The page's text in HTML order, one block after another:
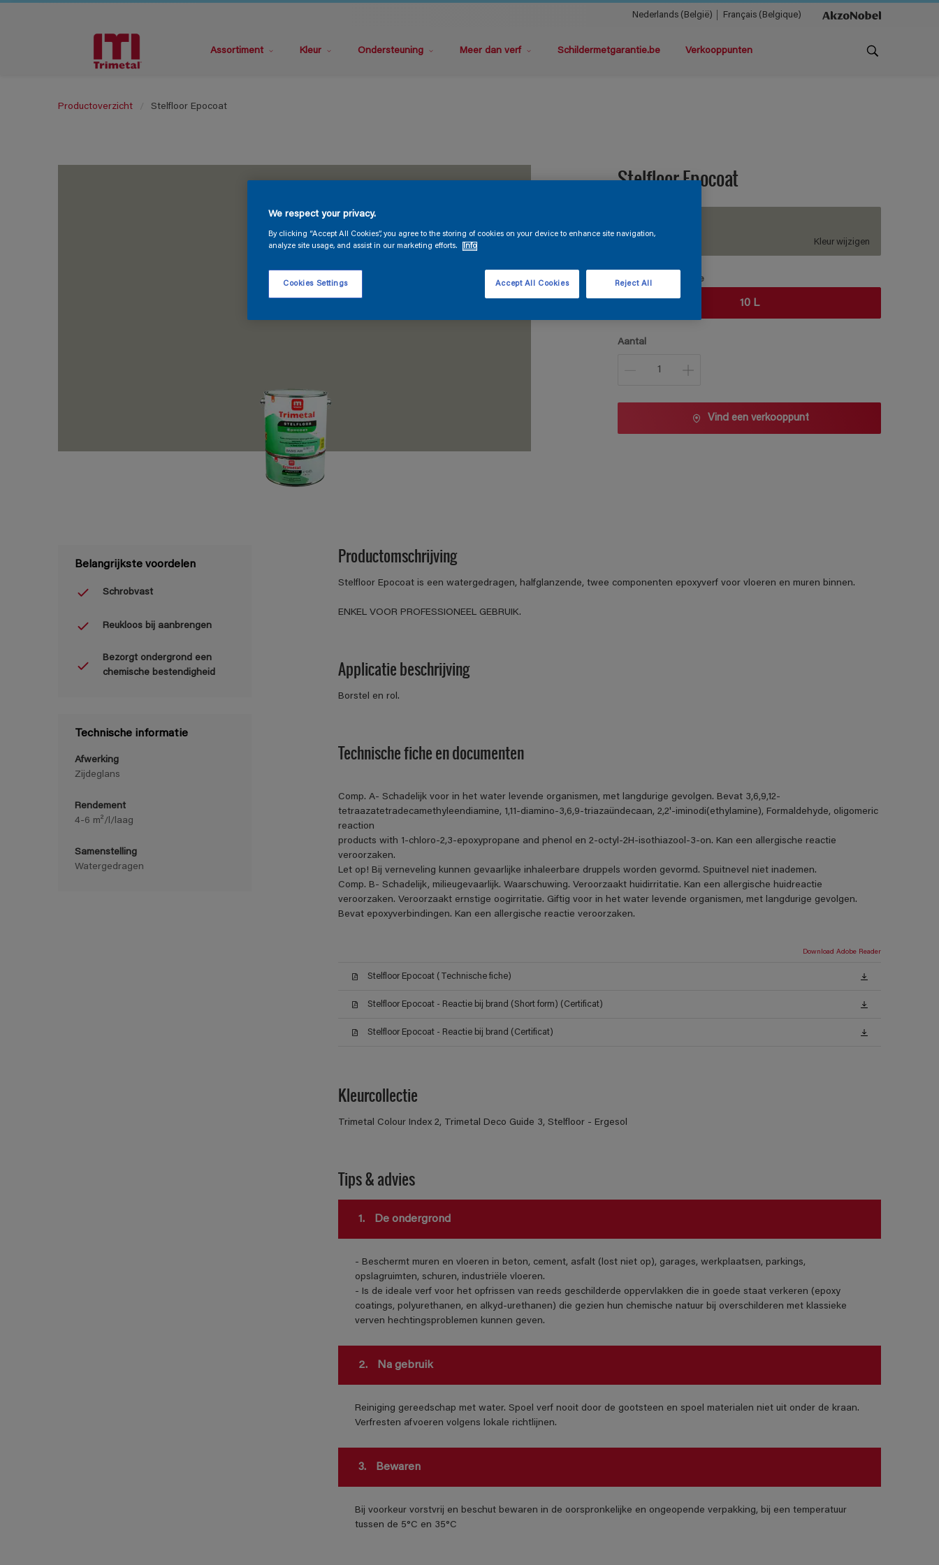
Nederlands (België) Français (Belgique)
Assortiment Kleur Ondersteuning Meer dan verf Schildermetgarantie.be Verkooppunten
Productoverzicht Stelfloor Epocoat
Stelfloor Epocoat
Kleur wijzigen
Verpakkingsgrootte
10 L
Aantal
Vind een verkooppunt
Belangrijkste voordelen
Schrobvast
Reukloos bij aanbrengen
Bezorgt ondergrond een
chemische bestendigheid
Technische informatie
Afwerking
Zijdeglans
Rendement
4-6 m²/l/laag
Samenstelling
Watergedragen
Productomschrijving
Stelfloor Epocoat is een watergedragen, halfglanzende, twee componenten epoxyverf voor vloeren en muren binnen.
ENKEL VOOR PROFESSIONEEL GEBRUIK.
Applicatie beschrijving
Borstel en rol.
Technische fiche en documenten
Comp. A- Schadelijk voor in het water levende organismen, met langdurige gevolgen. Bevat 3,6,9,12-
tetraazatetradecamethyleendiamine, 1,11-diamino-3,6,9-triazaündecaan, 2,2'-iminodi(ethylamine), Formaldehyde, oligomeric
reaction
products with 1-chloro-2,3-epoxypropane and phenol en 2-octyl-2H-isothiazool-3-on. Kan een allergische reactie
veroorzaken.
Let op! Bij verneveling kunnen gevaarlijke inhaleerbare druppels worden gevormd. Spuitnevel niet inademen.
Comp. B- Schadelijk, milieugevaarlijk. Waarschuwing. Veroorzaakt huidirritatie. Kan een allergische huidreactie
veroorzaken. Veroorzaakt ernstige oogirritatie. Giftig voor in het water levende organismen, met langdurige gevolgen.
Bevat epoxyverbindingen. Kan een allergische reactie veroorzaken.
Download Adobe Reader
Stelfloor Epocoat (Technische fiche)
Stelfloor Epocoat - Reactie bij brand (Short form) (Certificat)
Stelfloor Epocoat - Reactie bij brand (Certificat)
Kleurcollectie
Trimetal Colour Index 2, Trimetal Deco Guide 3, Stelfloor - Ergesol
Tips & advies
1. De ondergrond
- Beschermt muren en vloeren in beton, cement, asfalt (lost niet op), garages, werkplaatsen, parkings,
opslagruimten, schuren, industriële vloeren.
- Is de ideale verf voor het opfrissen van reeds geschilderde oppervlakken die in goede staat verkeren (epoxy
coatings, polyurethanen, en alkyd-urethanen) die gezien hun chemische natuur bij overschilderen met klassieke
verven hechtingsproblemen kunnen geven.
2. Na gebruik
Reiniging gereedschap met water. Spoel verf nooit door de gootsteen en spoel materialen niet uit onder de kraan.
Verfresten afvoeren volgens lokale richtlijnen.
3. Bewaren
Bij voorkeur vorstvrij en beschut bewaren in de oorspronkelijke en ongeopende verpakking, bij een temperatuur
tussen de 5°C en 35°C
We respect your privacy.
By clicking “Accept All Cookies”, you agree to the storing of cookies on your device to enhance site navigation,
analyze site usage, and assist in our marketing efforts.
Info
Cookies Settings Reject All
Accept All Cookies